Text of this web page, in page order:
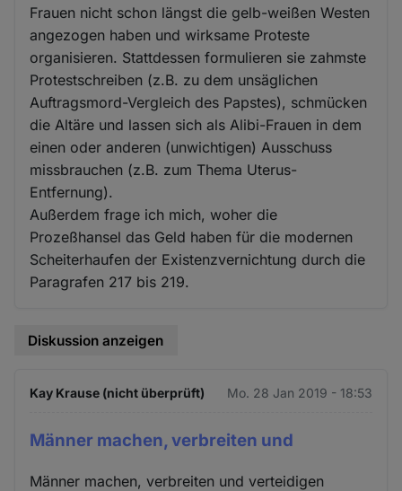
Frauen nicht schon längst die gelb-weißen Westen
angezogen haben und wirksame Proteste
organisieren. Stattdessen formulieren sie zahmste
Protestschreiben (z.B. zu dem unsäglichen
Auftragsmord-Vergleich des Papstes), schmücken
die Altäre und lassen sich als Alibi-Frauen in dem
einen oder anderen (unwichtigen) Ausschuss
missbrauchen (z.B. zum Thema Uterus-
Entfernung).
Außerdem frage ich mich, woher die
Prozeßhansel das Geld haben für die modernen
Scheiterhaufen der Existenzvernichtung durch die
Paragrafen 217 bis 219.
Diskussion anzeigen
Kay Krause (nicht überprüft) Mo. 28 Jan 2019 - 18:53
Männer machen, verbreiten und
Männer machen, verbreiten und verteidigen